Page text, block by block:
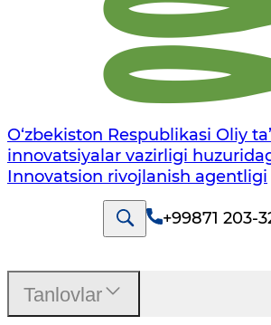
O‘zbekiston Respublikasi Oliy
innovatsiyalar vazirligi
Innovatsion rivojlanish agentligi
+99871 203-
Tanlovlar